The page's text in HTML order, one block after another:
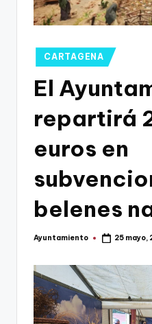
Publicado
en
CARTAGENA
El
repartirá
euros en
belenes
Publicado
Ayuntamiento 25 mayo,